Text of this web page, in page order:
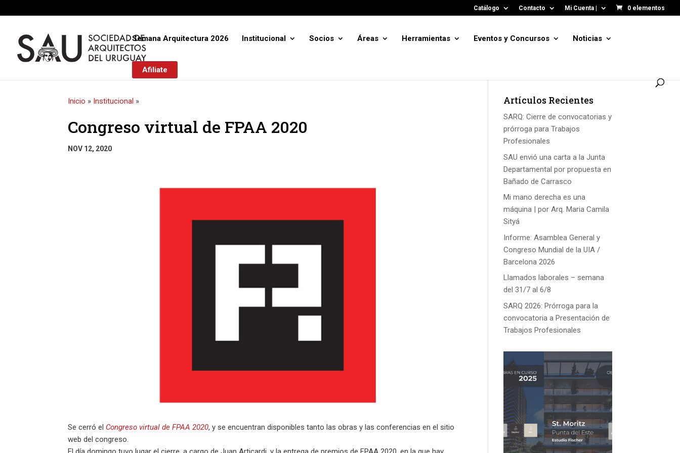
Catálogo Contacto Mi Cuenta | 0 elementos
Semana Arquitectura 2026 Institucional Socios Áreas Herramientas Eventos y Concursos Noticias
Afiliate
Inicio » Institucional »
Congreso virtual de FPAA 2020
NOV 12, 2020
Se cerró el Congreso virtual de FPAA 2020, y se encuentran disponibles tanto las obras y las conferencias en el sitio
web del congreso.
Artículos Recientes
SARQ: Cierre de convocatorias y
prórroga para Trabajos
Profesionales
SAU envió una carta a la Junta
Departamental por propuesta en
Bañado de Carrasco
Mi mano derecha es una
máquina | por Arq. Maria Camila
Sityá
Informe: Asamblea General y
Congreso Mundial de la UIA /
Barcelona 2026
Llamados laborales – semana
del 31/7 al 6/8
SARQ 2026: Prórroga para la
convocatoria a Presentación de
Trabajos Profesionales